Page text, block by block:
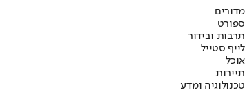
מדורים
ספורט
תרבות ובידור
לייף סטייל
אוכל
תיירות
טכנולוגיה ומדע